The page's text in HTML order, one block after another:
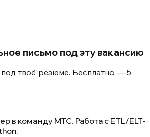
письмо под эту вакансию
твоё резюме. Бесплатно — 5
в команду МТС. Работа с ETL/ELT-